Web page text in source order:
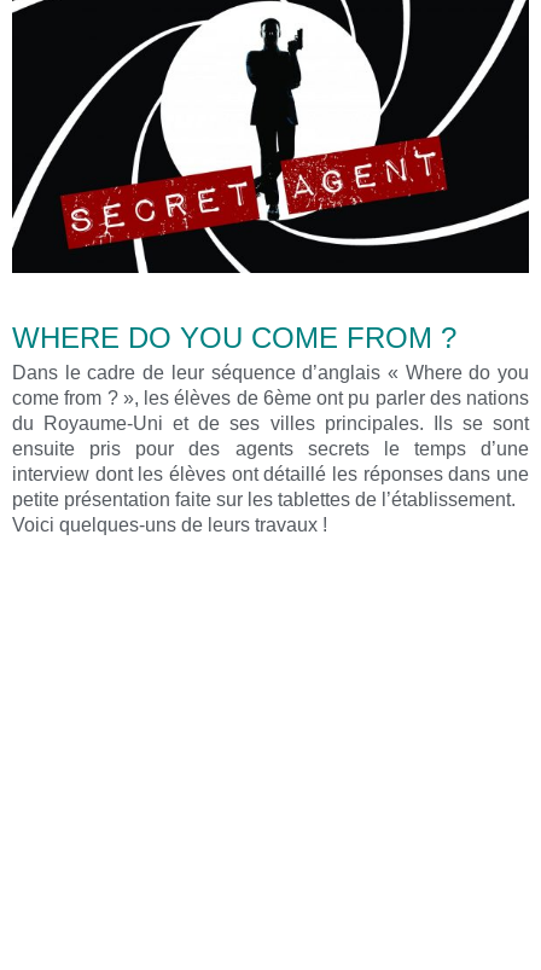
WHERE DO YOU COME FROM ?
Dans le cadre de leur séquence d’anglais « Where do you
come from ? », les élèves de 6ème ont pu parler des nations
du Royaume-Uni et de ses villes principales. Ils se sont
ensuite pris pour des agents secrets le temps d’une
interview dont les élèves ont détaillé les réponses dans une
petite présentation faite sur les tablettes de l’établissement.
Voici quelques-uns de leurs travaux !